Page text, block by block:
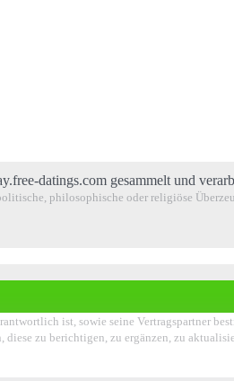
datings.com gesammelt und
philosophische oder religiöse
ist, sowie seine Vertragspartner
zu berichtigen, zu ergänzen, zu